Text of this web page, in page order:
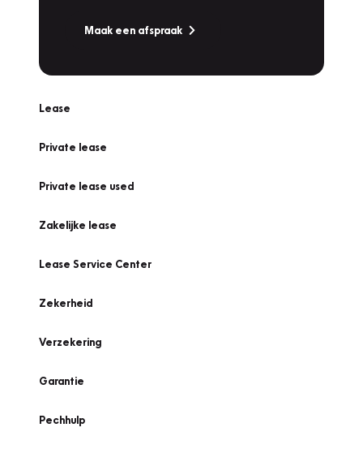
Maak een afspraak
Lease
Private lease
Private lease used
Zakelijke lease
Lease Service Center
Zekerheid
Verzekering
Garantie
Pechhulp